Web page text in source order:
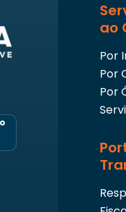
ao
Por
Por
Por